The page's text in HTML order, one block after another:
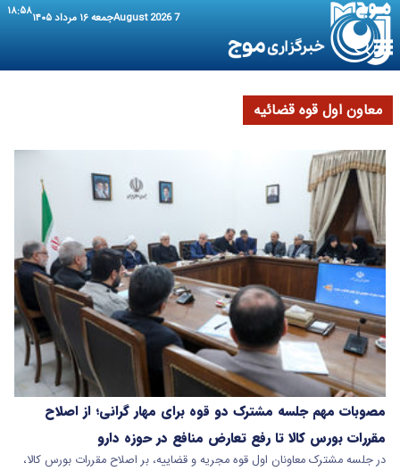
7 August 2026 جمعه ۱۶ مرداد ۱۴۰۵ ۱۸:۵۸
معاون اول قوه قضائیه
مصوبات مهم جلسه مشترک دو قوه برای مهار گرانی؛ از اصلاح
مقررات بورس کالا تا رفع تعارض منافع در حوزه دارو
در جلسه مشترک معاونان اول قوه مجریه و قضاییه، بر اصلاح مقررات بورس کالا،